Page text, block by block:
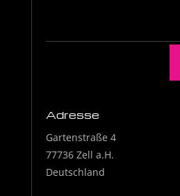
Adresse
Gartenstraße 4
77736 Zell a.H.
Deutschland